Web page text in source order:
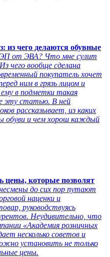
из чего делаются обувные
от ЭВА? Что мне сулит
чего вообще сделана
покупатель хочет
ним в грязь лицом и
в подметки такая
эту статью. В ней
рассказывает, из каких
обуви и чем хорош каждый
цены, которые позволят
до сих пор путают
наценки и
руководствуясь
Неудивительно, что
«Академия розничных
несколько советов и
установить не только
цены.